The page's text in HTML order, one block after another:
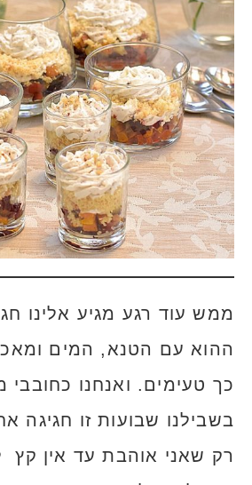
ממש עוד רגע מגיע אלינו
ההוא עם הטנא, המים
כך טעימים. ואנחנו כחובבי
בשבילנו שבועות זו
רק שאני אוהבת עד אין קץ